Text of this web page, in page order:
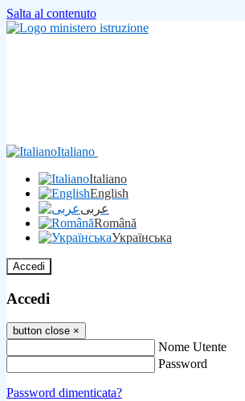
Salta al contenuto
Italiano
Italiano
English
عربى
Română
Українська
Accedi
Accedi
button close ×
Nome Utente
Password
Password dimenticata?